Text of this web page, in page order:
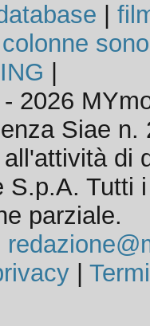
colonne
2026
Siae n.
di
S.p.A. Tutti
parziale.
|